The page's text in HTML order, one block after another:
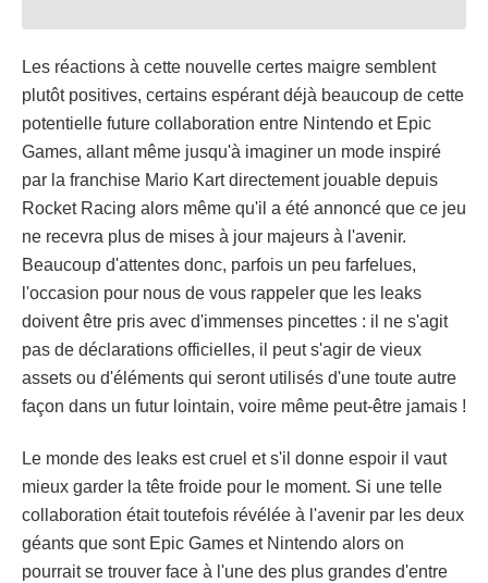
Les réactions à cette nouvelle certes maigre semblent
plutôt positives, certains espérant déjà beaucoup de cette
potentielle future collaboration entre Nintendo et Epic
Games, allant même jusqu'à imaginer un mode inspiré
par la franchise Mario Kart directement jouable depuis
Rocket Racing alors même qu'il a été annoncé que ce jeu
ne recevra plus de mises à jour majeurs à l'avenir.
Beaucoup d'attentes donc, parfois un peu farfelues,
l'occasion pour nous de vous rappeler que les leaks
doivent être pris avec d'immenses pincettes : il ne s'agit
pas de déclarations officielles, il peut s'agir de vieux
assets ou d'éléments qui seront utilisés d'une toute autre
façon dans un futur lointain, voire même peut-être jamais !
Le monde des leaks est cruel et s'il donne espoir il vaut
mieux garder la tête froide pour le moment. Si une telle
collaboration était toutefois révélée à l'avenir par les deux
géants que sont Epic Games et Nintendo alors on
pourrait se trouver face à l'une des plus grandes d'entre